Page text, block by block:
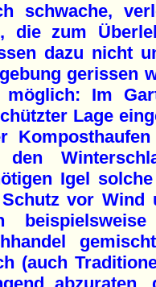
schwache,
die zum
dazu nicht
gerissen
möglich: Im
Lage
Igel
vor Wind
(auch